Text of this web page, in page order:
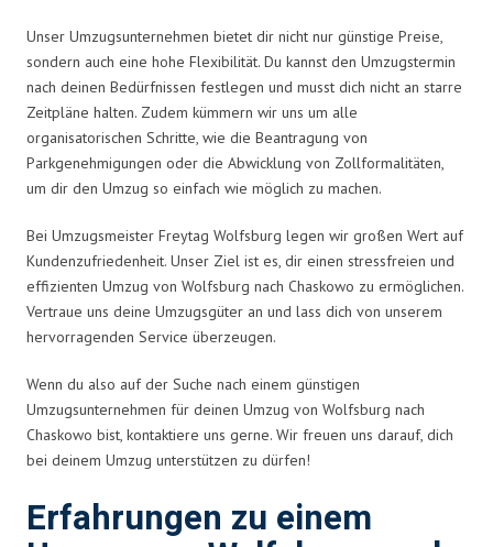
Unser Umzugsunternehmen bietet dir nicht nur günstige Preise,
sondern auch eine hohe Flexibilität. Du kannst den Umzugstermin
nach deinen Bedürfnissen festlegen und musst dich nicht an starre
Zeitpläne halten. Zudem kümmern wir uns um alle
organisatorischen Schritte, wie die Beantragung von
Parkgenehmigungen oder die Abwicklung von Zollformalitäten,
um dir den Umzug so einfach wie möglich zu machen.
Bei Umzugsmeister Freytag Wolfsburg legen wir großen Wert auf
Kundenzufriedenheit. Unser Ziel ist es, dir einen stressfreien und
effizienten Umzug von Wolfsburg nach Chaskowo zu ermöglichen.
Vertraue uns deine Umzugsgüter an und lass dich von unserem
hervorragenden Service überzeugen.
Wenn du also auf der Suche nach einem günstigen
Umzugsunternehmen für deinen Umzug von Wolfsburg nach
Chaskowo bist, kontaktiere uns gerne. Wir freuen uns darauf, dich
bei deinem Umzug unterstützen zu dürfen!
Erfahrungen zu einem